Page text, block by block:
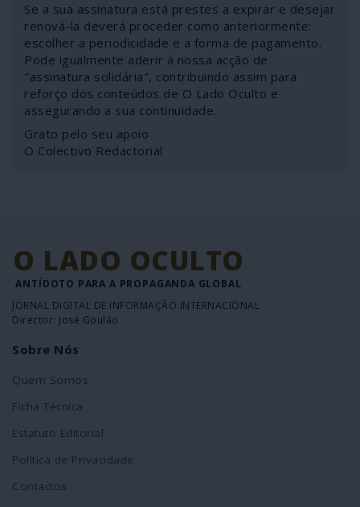
Se a sua assinatura está prestes a expirar e desejar
renová-la deverá proceder como anteriormente:
escolher a periodicidade e a forma de pagamento.
Pode igualmente aderir à nossa acção de
"assinatura solidária", contribuindo assim para
reforço dos conteúdos de O Lado Oculto e
assegurando a sua continuidade.
Grato pelo seu apoio
O Colectivo Redactorial
O LADO OCULTO
ANTÍDOTO PARA A PROPAGANDA GLOBAL
JORNAL DIGITAL DE INFORMAÇÃO INTERNACIONAL
Director: José Goulão
Sobre Nós
Quem Somos
Ficha Técnica
Estatuto Editorial
Política de Privacidade
Contactos